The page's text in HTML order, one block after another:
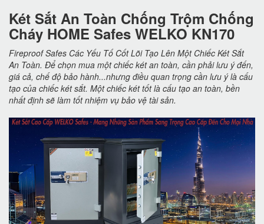
Két Sắt An Toàn Chống Trộm Chống
Cháy HOME Safes WELKO KN170
Fireproof Safes Các Yếu Tố Cốt Lõi Tạo Lên Một Chiếc Két Sắt
An Toàn. Để chọn mua một chiếc két an toàn, cần phải lưu ý đến,
giá cả, chế độ bảo hành...nhưng điều quan trọng cần lưu ý là cấu
tạo của chiếc két sắt. Một chiếc két tốt là cấu tạo an toàn, bền
nhất định sẽ làm tốt nhiệm vụ bảo vệ tài sản.